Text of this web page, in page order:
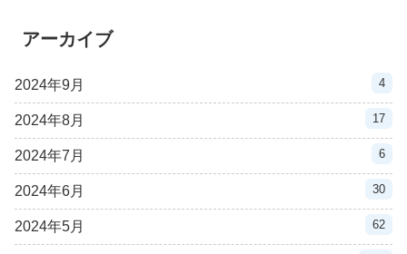
アーカイブ
2024年9月 4
2024年8月 17
2024年7月 6
2024年6月 30
2024年5月 62